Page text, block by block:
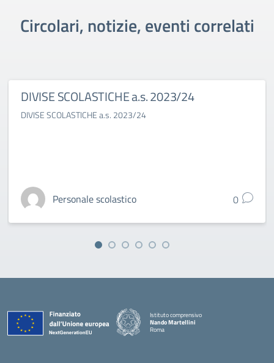
Circolari, notizie, eventi correlati
DIVISE SCOLASTICHE a.s. 2023/24
DIVISE SCOLASTICHE a.s. 2023/24
Personale scolastico 0
Istituto comprensivo
Nando Martellini
Roma